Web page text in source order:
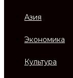
Азия
Экономика
Культура